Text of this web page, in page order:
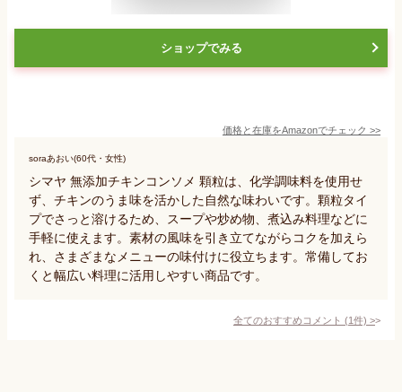
ショップでみる
価格と在庫をAmazonでチェック >>
soraあおい(60代・女性)
シマヤ 無添加チキンコンソメ 顆粒は、化学調味料を使用せ
ず、チキンのうま味を活かした自然な味わいです。顆粒タイ
プでさっと溶けるため、スープや炒め物、煮込み料理などに
手軽に使えます。素材の風味を引き立てながらコクを加えら
れ、さまざまなメニューの味付けに役立ちます。常備してお
くと幅広い料理に活用しやすい商品です。
全てのおすすめコメント (1件) >